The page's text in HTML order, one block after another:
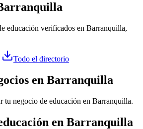
educación verificados en Barranquilla,
Todo el directorio
en Barranquilla
tu negocio de educación en Barranquilla.
en Barranquilla